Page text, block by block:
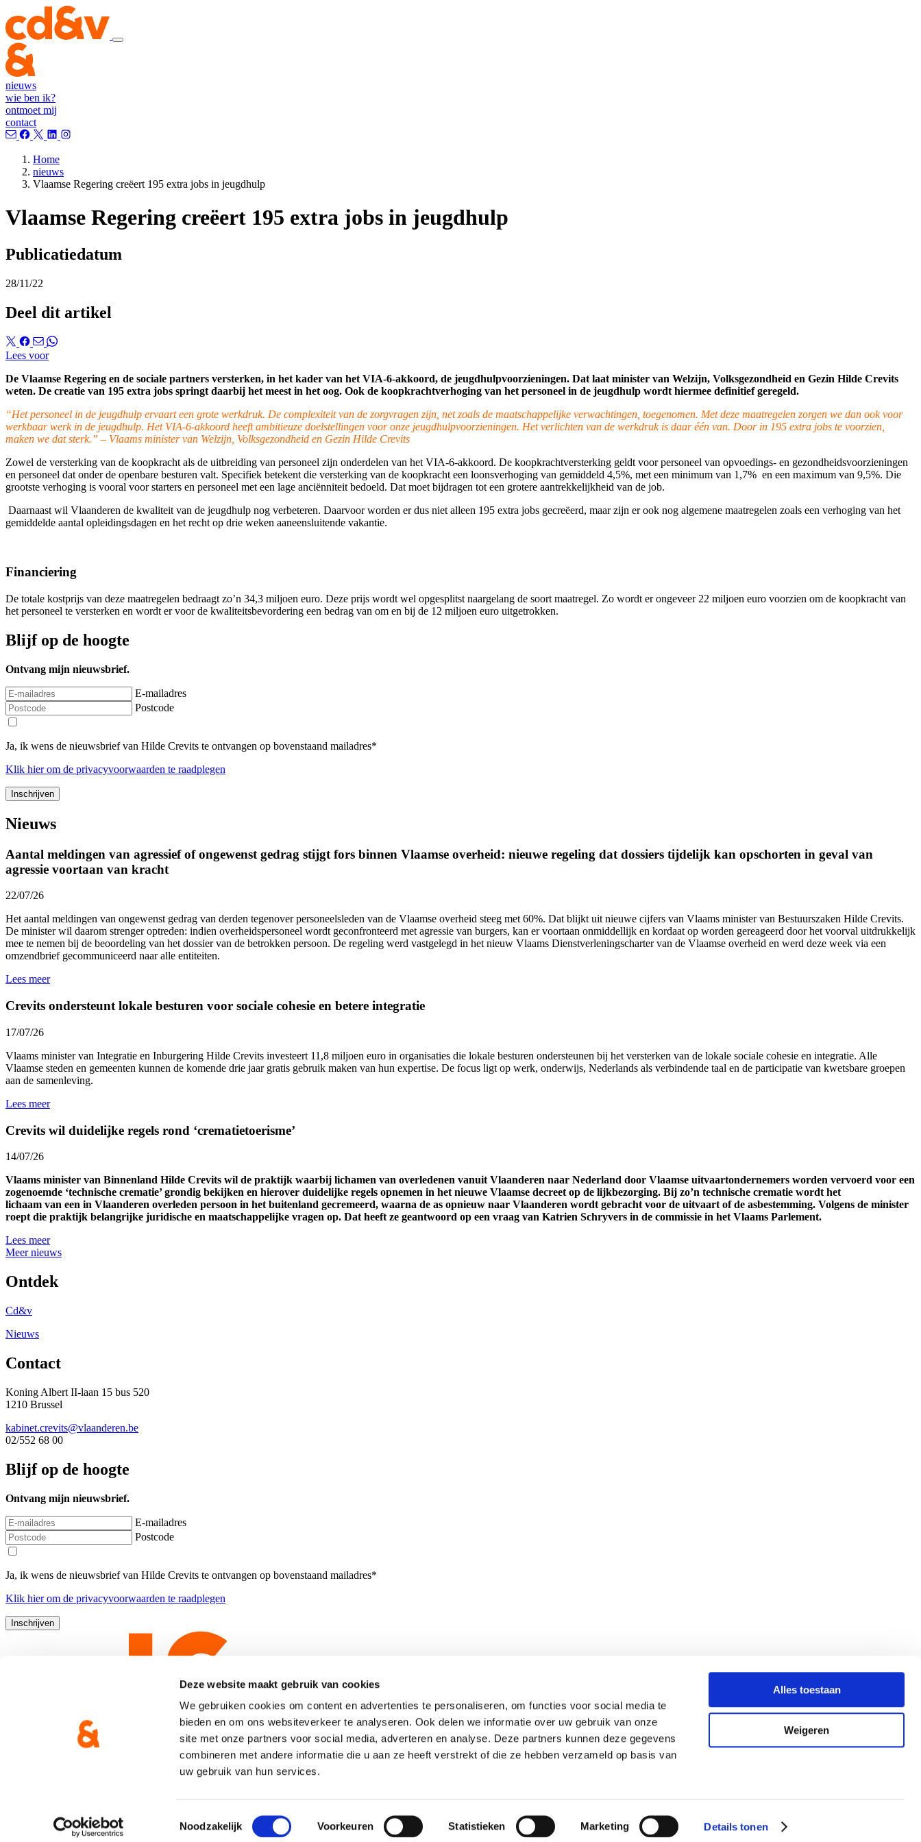
Deze website maakt gebruik van cookies
We gebruiken cookies om content en advertenties te personaliseren, om functies voor social media te
bieden en om ons websiteverkeer te analyseren. Ook delen we informatie over uw gebruik van onze
site met onze partners voor social media, adverteren en analyse. Deze partners kunnen deze gegevens
combineren met andere informatie die u aan ze heeft verstrekt of die ze hebben verzameld op basis van
uw gebruik van hun services.
Toestemmingsselectie
Noodzakelijk Voorkeuren Statistieken Marketing Details tonen
Alles toestaan
Weigeren
nieuws
wie ben ik?
ontmoet mij
contact
Home
nieuws
Vlaamse Regering creëert 195 extra jobs in jeugdhulp
Vlaamse Regering creëert 195 extra jobs in jeugdhulp
Publicatiedatum
28/11/22
Deel dit artikel
Lees voor
De Vlaamse Regering en de sociale partners versterken, in het kader van het VIA-6-akkoord, de jeugdhulpvoorzieningen. Dat laat minister van Welzijn, Volksgezondheid en Gezin Hilde Crevits
weten. De creatie van 195 extra jobs springt daarbij het meest in het oog. Ook de koopkrachtverhoging van het personeel in de jeugdhulp wordt hiermee definitief geregeld.
“Het personeel in de jeugdhulp ervaart een grote werkdruk. De complexiteit van de zorgvragen zijn, net zoals de maatschappelijke verwachtingen, toegenomen. Met deze maatregelen zorgen we dan ook voor
werkbaar werk in de jeugdhulp. Het VIA-6-akkoord heeft ambitieuze doelstellingen voor onze jeugdhulpvoorzieningen. Het verlichten van de werkdruk is daar één van. Door in 195 extra jobs te voorzien,
maken we dat sterk.” – Vlaams minister van Welzijn, Volksgezondheid en Gezin Hilde Crevits
Zowel de versterking van de koopkracht als de uitbreiding van personeel zijn onderdelen van het VIA-6-akkoord. De koopkrachtversterking geldt voor personeel van opvoedings- en gezondheidsvoorzieningen
en personeel dat onder de openbare besturen valt. Specifiek betekent die versterking van de koopkracht een loonsverhoging van gemiddeld 4,5%, met een minimum van 1,7% en een maximum van 9,5%. Die
grootste verhoging is vooral voor starters en personeel met een lage anciënniteit bedoeld. Dat moet bijdragen tot een grotere aantrekkelijkheid van de job.
Daarnaast wil Vlaanderen de kwaliteit van de jeugdhulp nog verbeteren. Daarvoor worden er dus niet alleen 195 extra jobs gecreëerd, maar zijn er ook nog algemene maatregelen zoals een verhoging van het
gemiddelde aantal opleidingsdagen en het recht op drie weken aaneensluitende vakantie.
Financiering
De totale kostprijs van deze maatregelen bedraagt zo’n 34,3 miljoen euro. Deze prijs wordt wel opgesplitst naargelang de soort maatregel. Zo wordt er ongeveer 22 miljoen euro voorzien om de koopkracht van
het personeel te versterken en wordt er voor de kwaliteitsbevordering een bedrag van om en bij de 12 miljoen euro uitgetrokken.
Blijf op de hoogte
Ontvang mijn nieuwsbrief.
E-mailadres
Postcode
Ja, ik wens de nieuwsbrief van Hilde Crevits te ontvangen op bovenstaand mailadres*
Klik hierom de privacyvoorwaarden te raadplegen
Nieuws
Aantal meldingen van agressief of ongewenst gedrag stijgt fors binnen Vlaamse overheid: nieuwe regeling dat dossiers tijdelijk kan opschorten in geval van
agressie voortaan van kracht
22/07/26
Het aantal meldingen van ongewenst gedrag van derden tegenover personeelsleden van de Vlaamse overheid steeg met 60%. Dat blijkt uit nieuwe cijfers van Vlaams minister van Bestuurszaken Hilde Crevits.
De minister wil daarom strenger optreden: indien overheidspersoneel wordt geconfronteerd met agressie van burgers, kan er voortaan onmiddellijk en kordaat op worden gereageerd door het voorval uitdrukkelijk
mee te nemen bij de beoordeling van het dossier van de betrokken persoon. De regeling werd vastgelegd in het nieuw Vlaams Dienstverleningscharter van de Vlaamse overheid en werd deze week via een
omzendbrief gecommuniceerd naar alle entiteiten.
Lees meer
Crevits ondersteunt lokale besturen voor sociale cohesie en betere integratie
17/07/26
Vlaams minister van Integratie en Inburgering Hilde Crevits investeert 11,8 miljoen euro in organisaties die lokale besturen ondersteunen bij het versterken van de lokale sociale cohesie en integratie. Alle
Vlaamse steden en gemeenten kunnen de komende drie jaar gratis gebruik maken van hun expertise. De focus ligt op werk, onderwijs, Nederlands als verbindende taal en de participatie van kwetsbare groepen
aan de samenleving.
Lees meer
Crevits wil duidelijke regels rond ‘crematietoerisme’
14/07/26
Vlaams minister van Binnenland Hilde Crevits wil de praktijk waarbij lichamen van overledenen vanuit Vlaanderen naar Nederland door Vlaamse uitvaartondernemers worden vervoerd voor een
zogenoemde ‘technische crematie’ grondig bekijken en hierover duidelijke regels opnemen in het nieuwe Vlaamse decreet op de lijkbezorging. Bij zo’n technische crematie wordt het
lichaam van een in Vlaanderen overleden persoon in het buitenland gecremeerd, waarna de as opnieuw naar Vlaanderen wordt gebracht voor de uitvaart of de asbestemming. Volgens de minister
roept die praktijk belangrijke juridische en maatschappelijke vragen op. Dat heeft ze geantwoord op een vraag van Katrien Schryvers in de commissie in het Vlaams Parlement.
Lees meer
Meer nieuws
Ontdek
Cd&v
Nieuws
Contact
Koning Albert II-laan 15 bus 520
1210 Brussel
kabinet.crevits@vlaanderen.be
02/552 68 00
Blijf op de hoogte
Ontvang mijn nieuwsbrief.
E-mailadres
Postcode
Ja, ik wens de nieuwsbrief van Hilde Crevits te ontvangen op bovenstaand mailadres*
Klik hierom de privacyvoorwaarden te raadplegen
Brand Response